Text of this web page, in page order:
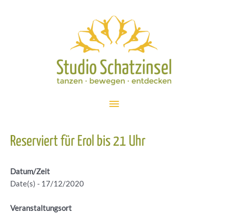
Hauptmenü
Reserviert für Erol bis 21 Uhr
Datum/Zeit
Date(s) - 17/12/2020
Veranstaltungsort